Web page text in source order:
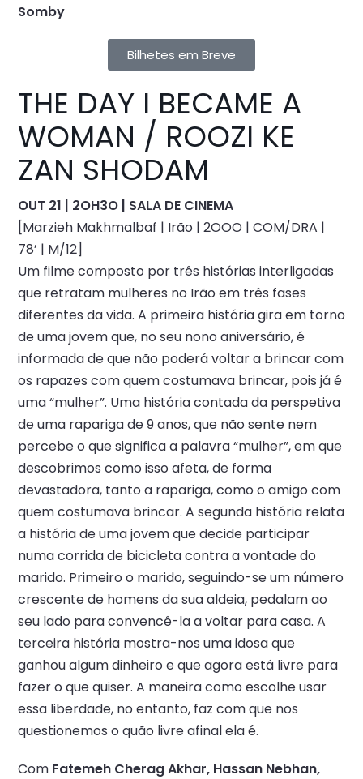
Somby
Bilhetes em Breve
THE DAY I BECAME A
WOMAN / ROOZI KE
ZAN SHODAM
OUT 21 | 2OH3O | SALA DE CINEMA
[Marzieh Makhmalbaf | Irão | 2OOO | COM/DRA |
78’ | M/12]
Um filme composto por três histórias interligadas
que retratam mulheres no Irão em três fases
diferentes da vida. A primeira história gira em torno
de uma jovem que, no seu nono aniversário, é
informada de que não poderá voltar a brincar com
os rapazes com quem costumava brincar, pois já é
uma “mulher”. Uma história contada da perspetiva
de uma rapariga de 9 anos, que não sente nem
percebe o que significa a palavra “mulher”, em que
descobrimos como isso afeta, de forma
devastadora, tanto a rapariga, como o amigo com
quem costumava brincar. A segunda história relata
a história de uma jovem que decide participar
numa corrida de bicicleta contra a vontade do
marido. Primeiro o marido, seguindo-se um número
crescente de homens da sua aldeia, pedalam ao
seu lado para convencê-la a voltar para casa. A
terceira história mostra-nos uma idosa que
ganhou algum dinheiro e que agora está livre para
fazer o que quiser. A maneira como escolhe usar
essa liberdade, no entanto, faz com que nos
questionemos o quão livre afinal ela é.
Com Fatemeh Cherag Akhar, Hassan Nebhan,